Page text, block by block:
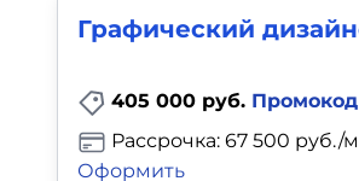
Графический
405 000 руб. Промокод
Рассрочка: 67 500 руб./
Оформить